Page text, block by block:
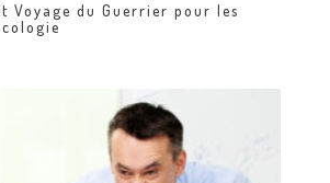
Voyage du Guerrier pour les